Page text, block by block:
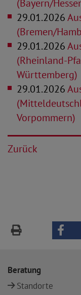
(Bayern/
29.01.2026
(Bremen/
29.01.2026
(Rheinland-
Württemberg)
29.01.2026
Vorpommern)
Zurück
Beratung
Standorte